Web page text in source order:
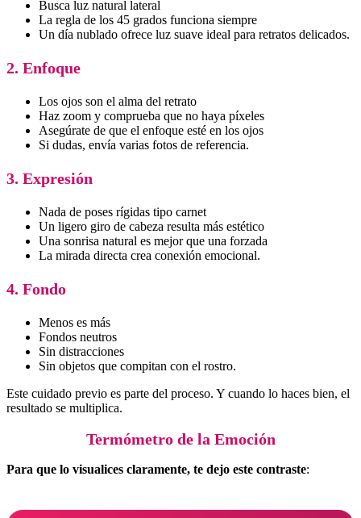
Busca luz natural lateral
La regla de los 45 grados funciona siempre
Un día nublado ofrece luz suave ideal para retratos delicados.
2. Enfoque
Los ojos son el alma del retrato
Haz zoom y comprueba que no haya píxeles
Asegúrate de que el enfoque esté en los ojos
Si dudas, envía varias fotos de referencia.
3. Expresión
Nada de poses rígidas tipo carnet
Un ligero giro de cabeza resulta más estético
Una sonrisa natural es mejor que una forzada
La mirada directa crea conexión emocional.
4. Fondo
Menos es más
Fondos neutros
Sin distracciones
Sin objetos que compitan con el rostro.
Este cuidado previo es parte del proceso. Y cuando lo haces bien, el
resultado se multiplica.
Termómetro de la Emoción
Para que lo visualices claramente, te dejo este contraste: